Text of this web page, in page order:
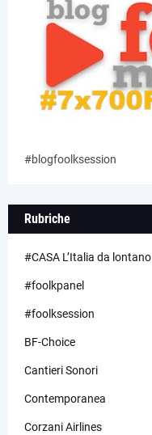
#blogfoolksession
Rubriche
#CASA L’Italia da lontano
#foolkpanel
#foolksession
BF-Choice
Cantieri Sonori
Contemporanea
Corzani Airlines